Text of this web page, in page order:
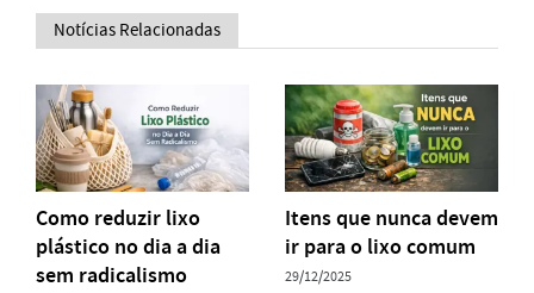
Notícias Relacionadas
Como reduzir lixo
plástico no dia a dia
sem radicalismo
Itens que nunca devem
ir para o lixo comum
29/12/2025